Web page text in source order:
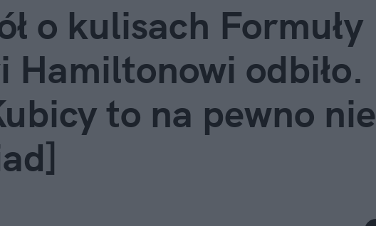
o kulisach Formuły
Hamiltonowi odbiło.
to na pewno nie